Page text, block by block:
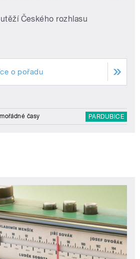
Českého rozhlasu
o pořadu
časy PARDUBICE